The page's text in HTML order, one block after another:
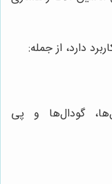
دارد، از جمله:
گودال‌ها و پی